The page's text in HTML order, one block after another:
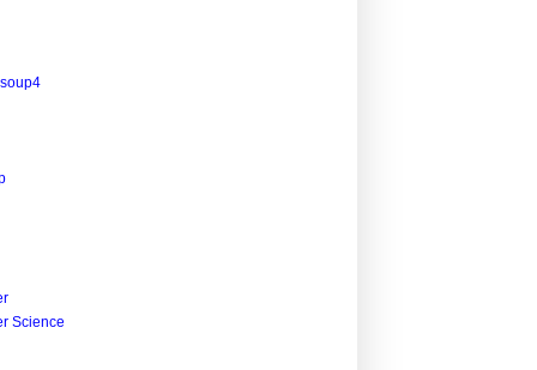
Science